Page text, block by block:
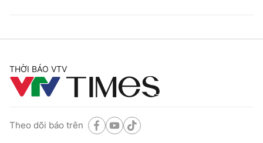
THỜI BÁO VTV
Theo dõi báo trên